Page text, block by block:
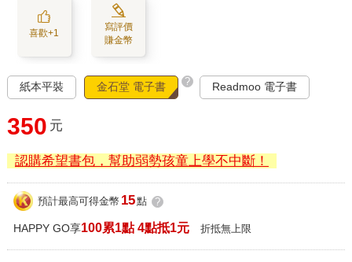
喜歡+1
寫評價
賺金幣
紙本平裝 金石堂 電子書 ? Readmoo 電子書
350 元
認購希望書包，幫助弱勢孩童上學不中斷！
預計最高可得金幣 15點 ?
HAPPY GO享100累1點 4點抵1元 折抵無上限